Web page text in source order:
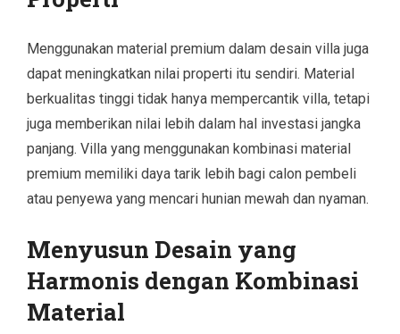
Menggunakan material premium dalam desain villa juga
dapat meningkatkan nilai properti itu sendiri. Material
berkualitas tinggi tidak hanya mempercantik villa, tetapi
juga memberikan nilai lebih dalam hal investasi jangka
panjang. Villa yang menggunakan kombinasi material
premium memiliki daya tarik lebih bagi calon pembeli
atau penyewa yang mencari hunian mewah dan nyaman.
Menyusun Desain yang
Harmonis dengan Kombinasi
Material